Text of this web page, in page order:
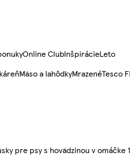
Online ClubInšpirácieLeto
Mäso a lahôdkyMrazenéTesco
pre psy s hovädzinou v omáčke